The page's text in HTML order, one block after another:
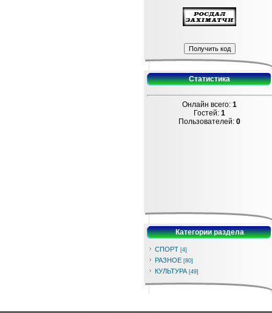
Статистика
Онлайн всего: 1
Гостей: 1
Пользователей: 0
Категории раздела
СПОРТ [4]
РАЗНОЕ [80]
КУЛЬТУРА [49]